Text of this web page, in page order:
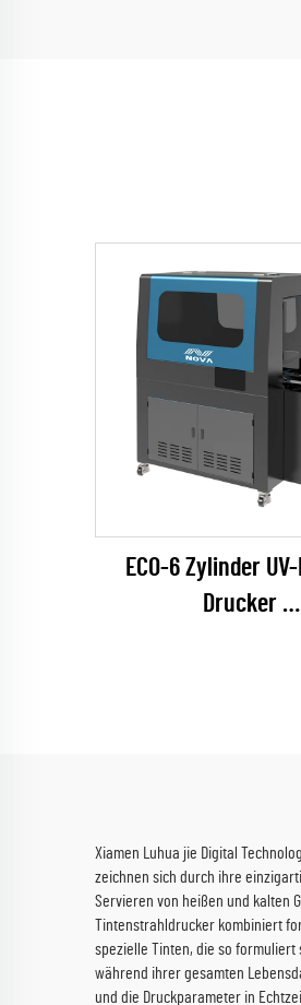
ECO-6 Zylinder
Drucker
Xiamen Luhua jie Digital
zeichnen sich durch ihre
Servieren von heißen und kalten
Tintenstrahldrucker kombiniert
spezielle Tinten, die so formuliert
während ihrer gesamten
und die Druckparameter in